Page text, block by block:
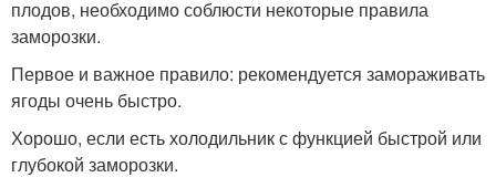
плодов, необходимо соблюсти некоторые правила
заморозки.
Первое и важное правило: рекомендуется замораживать
ягоды очень быстро.
Хорошо, если есть холодильник с функцией быстрой или
глубокой заморозки.